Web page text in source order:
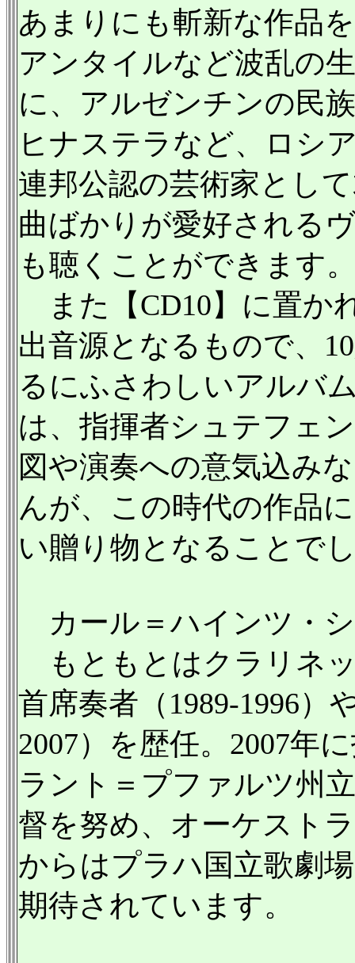
あまりにも斬新な作品
アンタイルなど波乱の
に、アルゼンチンの民
ヒナステラなど、ロシ
連邦公認の芸術家とし
曲ばかりが愛好される
も聴くことができます
また【CD10】に置か
出音源となるもので、
るにふさわしいアルバ
は、指揮者シュテフェ
図や演奏への意気込み
んが、この時代の作品
い贈り物となることで
カール＝ハインツ・
もともとはクラリネ
首席奏者（1989-1996）
2007）を歴任。2007年
ラント＝プファルツ州
督を努め、オーケスト
からはプラハ国立歌劇
期待されています。